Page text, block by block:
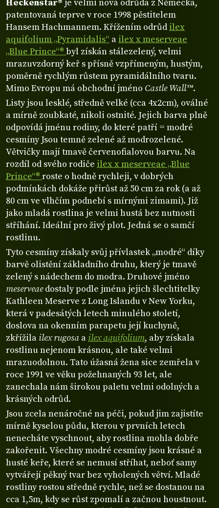
Heckenstar® je velmi nová odrůda z Německa,
patentovaná teprve v roce 1998 pěstitelem
Hansem Hachmannem. Křížením odrůdilex
aquifolium „Pyramidalis“ a ilex x meserveae
„Blue Prince“® byl získán stálezelený, velmi
mrazuvzdorný keř s přísně vzpřímeným, hustým,
poměrně rychlým růstem pyramidálního tvaru.
Mimo Evropu má obchodní jméno Castle Wall™.
Listy jsou lesklé, středně velké (cca 4x2cm), oválné
a mírně zoubkaté, nikoli ostnité. Jejich barva plně
odpovídá jménu rodiny, do které patří = modré
cesmíny Jsou temně zelené až modrozelené.
Větvičky mají tmavě červenofialovou barvu. Na
rozdíl od svého rodiče ilex x meserveae „Blue
Prince“® roste o hodně rychleji, v dobrých
podmínkách dokáže přirůst až 50 cm za rok (a až
80 cm ve vlhčím podnebí s mírnými zimami). Již
jako mladá rostlina je velmi hustá bez nutnosti
stříhání. Ideální pro živý plot. Jedná se o samčí
rostlinu.
Tyto cesmíny získaly svůj přívlastek „modré“ díky
barvě olistění základního druhu, který je tmavě
zelený s nádechem do modra. Druhové jméno
meserveaedostaly podle jména jejich šlechtitelky
Kathleen Meserve z Long Islandu v New Yorku,
která v padesátých letech minulého století,
doslova na okenním parapetu její kuchyně,
zkřížila ilex rugosa a ilex aquifolium, aby získala
rostlinu nejenom krásnou, ale také velmi
mrazuodolnou. Tato úžasná žena sice zemřela v
roce 1991 ve věku požehnaných 93 let, ale
zanechala nám širokou paletu velmi odolných a
krásných odrůd.
Jsou zcela nenáročné na péči, pokud jim zajistíte
mírně kyselou půdu, kterou v prvních letech
nenecháte vyschnout, aby rostlina mohla dobře
zakořenit. Všechny modré cesmíny jsou krásné a
husté keře, které se nemusí stříhat, neboť samy
vytvářejí pěkný tvar bez vyholených větví. Mladé
rostliny rostou středně rychle, než se dostanou na
cca 1,5m, kdy se růst zpomalí a začnou houstnout.